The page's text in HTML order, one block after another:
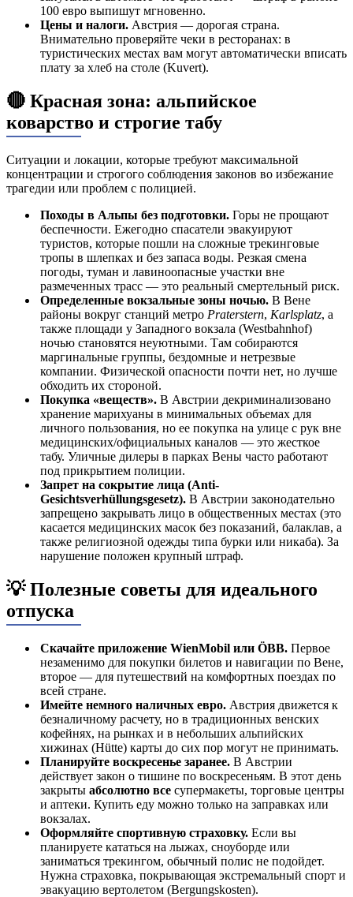
100 евро выпишут мгновенно.
Цены и налоги. Австрия — дорогая страна.
Внимательно проверяйте чеки в ресторанах: в
туристических местах вам могут автоматически вписать
плату за хлеб на столе (Kuvert).
🔴 Красная зона: альпийское
коварство и строгие табу
Ситуации и локации, которые требуют максимальной
концентрации и строгого соблюдения законов во избежание
трагедии или проблем с полицией.
Походы в Альпы без подготовки. Горы не прощают
беспечности. Ежегодно спасатели эвакуируют
туристов, которые пошли на сложные трекинговые
тропы в шлепках и без запаса воды. Резкая смена
погоды, туман и лавиноопасные участки вне
размеченных трасс — это реальный смертельный риск.
Определенные вокзальные зоны ночью. В Вене
районы вокруг станций метро Praterstern, Karlsplatz, а
также площади у Западного вокзала (Westbahnhof)
ночью становятся неуютными. Там собираются
маргинальные группы, бездомные и нетрезвые
компании. Физической опасности почти нет, но лучше
обходить их стороной.
Покупка «веществ». В Австрии декриминализовано
хранение марихуаны в минимальных объемах для
личного пользования, но ее покупка на улице с рук вне
медицинских/официальных каналов — это жесткое
табу. Уличные дилеры в парках Вены часто работают
под прикрытием полиции.
Запрет на сокрытие лица (Anti-
Gesichtsverhüllungsgesetz). В Австрии законодательно
запрещено закрывать лицо в общественных местах (это
касается медицинских масок без показаний, балаклав, а
также религиозной одежды типа бурки или никаба). За
нарушение положен крупный штраф.
💡 Полезные советы для идеального
отпуска
Скачайте приложение WienMobil или ÖBB. Первое
незаменимо для покупки билетов и навигации по Вене,
второе — для путешествий на комфортных поездах по
всей стране.
Имейте немного наличных евро. Австрия движется к
безналичному расчету, но в традиционных венских
кофейнях, на рынках и в небольших альпийских
хижинах (Hütte) карты до сих пор могут не принимать.
Планируйте воскресенье заранее. В Австрии
действует закон о тишине по воскресеньям. В этот день
закрыты абсолютно все супермакеты, торговые центры
и аптеки. Купить еду можно только на заправках или
вокзалах.
Оформляйте спортивную страховку. Если вы
планируете кататься на лыжах, сноуборде или
заниматься трекингом, обычный полис не подойдет.
Нужна страховка, покрывающая экстремальный спорт и
эвакуацию вертолетом (Bergungskosten).